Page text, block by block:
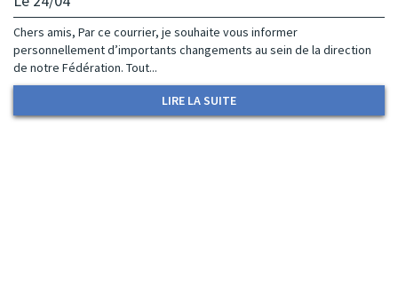
Chers amis, Par ce courrier, je souhaite vous informer
personnellement d’importants changements au sein de la direction
de notre Fédération. Tout...
LIRE LA SUITE